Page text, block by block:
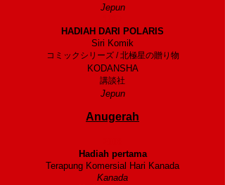
Jepun
HADIAH DARI POLARIS
Siri Komik
コミックシリーズ / 北極星の贈り物
KODANSHA
講談社
Jepun
Anugerah
Hadiah pertama
Terapung Komersial Hari Kanada
Kanada